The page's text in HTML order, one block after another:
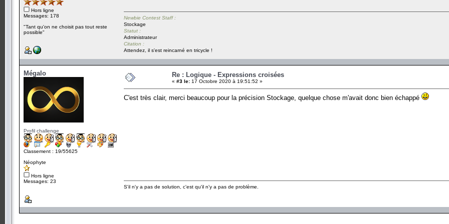
Hors ligne
Messages: 178
"Tant qu'on ne choisit pas tout reste
possible"
Newbie Contest Staff :
Stockage
Statut :
Administrateur
Citation :
Attendez, il s'est reincarné en tricycle !
Mégalo
Profil challenge
Classement : 19/55625
Néophyte
Hors ligne
Messages: 23
Re : Logique - Expressions croisées
« #3 le: 17 Octobre 2020 à 19:51:52 »
C'est très clair, merci beaucoup pour la précision Stockage, quelque chose m'avait donc bien échappé
S'il n'y a pas de solution, c'est qu'il n'y a pas de problème.